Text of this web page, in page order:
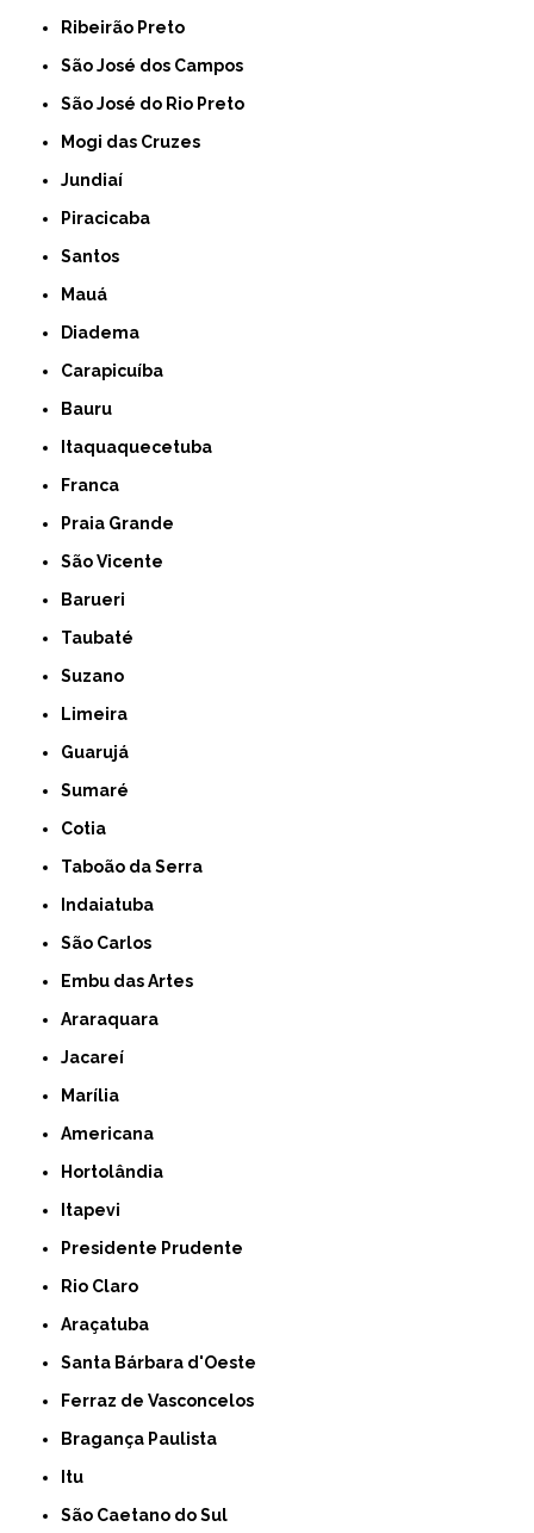
Ribeirão Preto
São José dos Campos
São José do Rio Preto
Mogi das Cruzes
Jundiaí
Piracicaba
Santos
Mauá
Diadema
Carapicuíba
Bauru
Itaquaquecetuba
Franca
Praia Grande
São Vicente
Barueri
Taubaté
Suzano
Limeira
Guarujá
Sumaré
Cotia
Taboão da Serra
Indaiatuba
São Carlos
Embu das Artes
Araraquara
Jacareí
Marília
Americana
Hortolândia
Itapevi
Presidente Prudente
Rio Claro
Araçatuba
Santa Bárbara d'Oeste
Ferraz de Vasconcelos
Bragança Paulista
Itu
São Caetano do Sul